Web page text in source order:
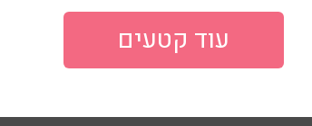
עוד קטעים